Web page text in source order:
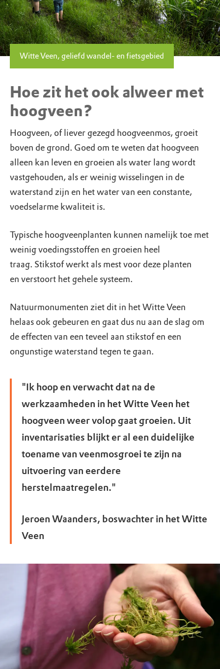
Witte Veen, geliefd wandel- en fietsgebied
Hoe zit het ook alweer met
hoogveen?
Hoogveen, of liever gezegd hoogveenmos, groeit
boven de grond. Goed om te weten dat hoogveen
alleen kan leven en groeien als water lang wordt
vastgehouden, als er weinig wisselingen in de
waterstand zijn en het water van een constante,
voedselarme kwaliteit is.
Typische hoogveenplanten kunnen namelijk toe met
weinig voedingsstoffen en groeien heel
traag. Stikstof werkt als mest voor deze planten
en verstoort het gehele systeem.
Natuurmonumenten ziet dit in het Witte Veen
helaas ook gebeuren en gaat dus nu aan de slag om
de effecten van een teveel aan stikstof en een
ongunstige waterstand tegen te gaan.
"Ik hoop en verwacht dat na de
werkzaamheden in het Witte Veen het
hoogveen weer volop gaat groeien. Uit
inventarisaties blijkt er al een duidelijke
toename van veenmosgroei te zijn na
uitvoering van eerdere
herstelmaatregelen."
Jeroen Waanders, boswachter in het Witte
Veen